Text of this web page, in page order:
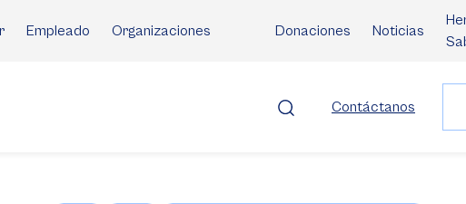
Empleado Organizaciones Donaciones Noticias
Contáctanos